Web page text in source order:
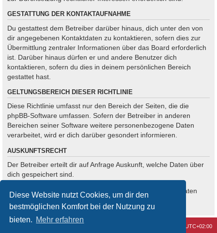
Diese Website nutzt Cookies, um dir den
bestmöglichen Komfort bei der Nutzung zu
bieten. Mehr erfahren
GESTATTUNG DER KONTAKTAUFNAHME
Du gestattest dem Betreiber darüber hinaus, dich unter den von
dir angegebenen Kontaktdaten zu kontaktieren, sofern dies zur
Übermittlung zentraler Informationen über das Board erforderlich
ist. Darüber hinaus dürfen er und andere Benutzer dich
kontaktieren, sofern du dies in deinem persönlichen Bereich
gestattet hast.
GELTUNGSBEREICH DIESER RICHTLINIE
Diese Richtlinie umfasst nur den Bereich der Seiten, die die
phpBB-Software umfassen. Sofern der Betreiber in anderen
Bereichen seiner Software weitere personenbezogene Daten
verarbeitet, wird er dich darüber gesondert informieren.
AUSKUNFTSRECHT
Der Betreiber erteilt dir auf Anfrage Auskunft, welche Daten über
dich gespeichert sind.
Du kannst jederzeit die Löschung bzw. Sperrung deiner Daten
verlangen. Kontaktiere hierzu bitte den Betreiber.
UTC+02:00